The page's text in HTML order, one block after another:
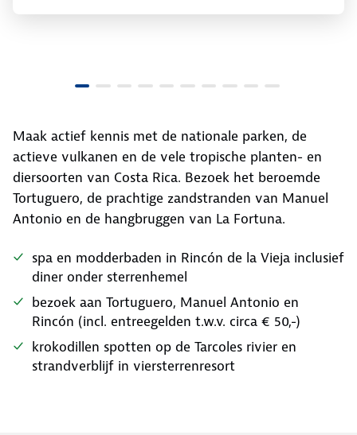
Maak actief kennis met de nationale parken, de
actieve vulkanen en de vele tropische planten- en
diersoorten van Costa Rica. Bezoek het beroemde
Tortuguero, de prachtige zandstranden van Manuel
Antonio en de hangbruggen van La Fortuna.
spa en modderbaden in Rincón de la Vieja inclusief
diner onder sterrenhemel
bezoek aan Tortuguero, Manuel Antonio en
Rincón (incl. entreegelden t.w.v. circa € 50,-)
krokodillen spotten op de Tarcoles rivier en
strandverblijf in viersterrenresort